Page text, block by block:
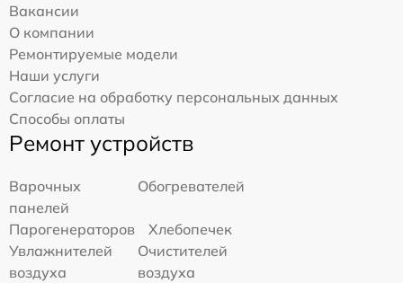
Вакансии
О компании
Ремонтируемые модели
Наши услуги
Согласие на обработку персональных данных
Способы оплаты
Ремонт устройств
Варочных
панелей
Обогревателей
Парогенераторов
Хлебопечек
Увлажнителей
воздуха
Очистителей
воздуха